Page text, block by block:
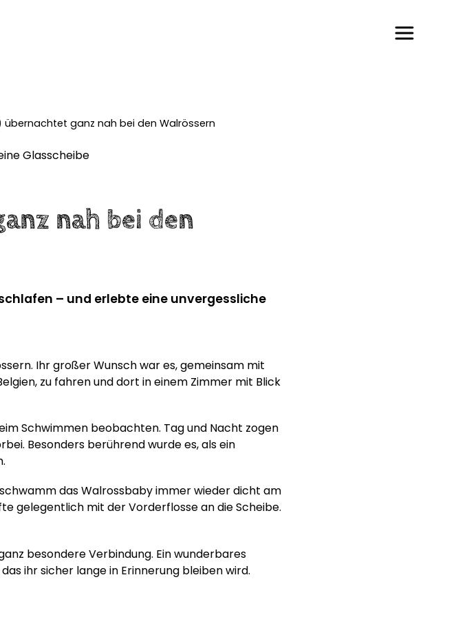
übernachtet ganz nah bei den Walrössern
nah bei den
– und erlebte eine unvergessliche
Ihr großer Wunsch war es, gemeinsam mit
zu fahren und dort in einem Zimmer mit Blick
Schwimmen beobachten. Tag und Nacht zogen
Besonders berührend wurde es, als ein
das Walrossbaby immer wieder dicht am
gelegentlich mit der Vorderflosse an die Scheibe.
besondere Verbindung. Ein wunderbares
ihr sicher lange in Erinnerung bleiben wird.